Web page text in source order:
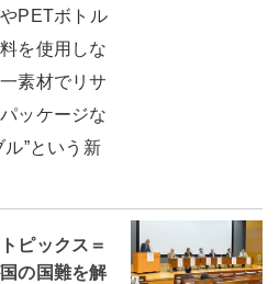
PETボトル
を使用しな
素材でリサ
ッケージな
ル”という新
ピックス＝
の国難を解